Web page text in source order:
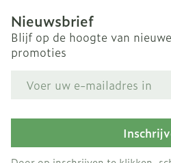
Nieuwsbrief
Blijf op de hoogte van
promoties